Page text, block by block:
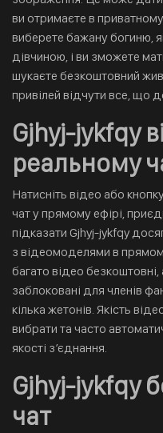
ви отримаєте в
виберете бажану богиню,
дівчиною, і ви зможете
шукаєте безкоштовний
привілей відчути все, що
Gjhyj-jykfqy
реальному
Натисніть відео або
чат у прямому ефірі,
підказати Gjhyj-jykfqy
з відеомоделями в
багато відео безкоштовні,
заблоковані для членів
кілька жетонів. Якість
вибрати та часто
якості з’єднання.
Gjhyj-jykfqy
чат